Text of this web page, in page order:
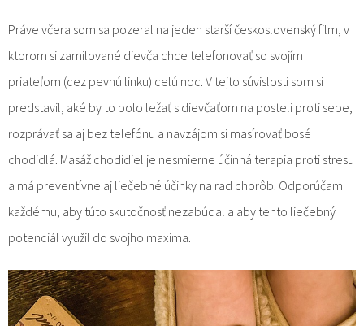
Práve včera som sa pozeral na jeden starší československý film, v
ktorom si zamilované dievča chce telefonovať so svojím
priateľom (cez pevnú linku) celú noc. V tejto súvislosti som si
predstavil, aké by to bolo ležať s dievčaťom na posteli proti sebe,
rozprávať sa aj bez telefónu a navzájom si masírovať bosé
chodidlá. Masáž chodidiel je nesmierne účinná terapia proti stresu
a má preventívne aj liečebné účinky na rad chorôb. Odporúčam
každému, aby túto skutočnosť nezabúdal a aby tento liečebný
potenciál využil do svojho maxima.